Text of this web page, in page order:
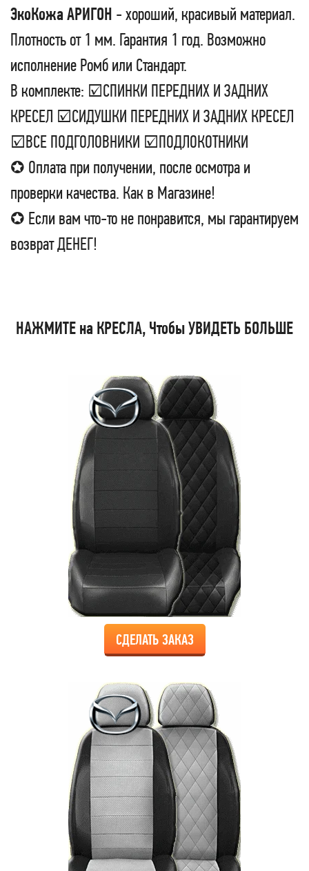
ЭкоКожа АРИГОН - хороший, красивый материал.
Плотность от 1 мм. Гарантия 1 год. Возможно
исполнение Ромб или Стандарт.
В комплекте: ☑СПИНКИ ПЕРЕДНИХ И ЗАДНИХ
КРЕСЕЛ ☑СИДУШКИ ПЕРЕДНИХ И ЗАДНИХ КРЕСЕЛ
☑ВСЕ ПОДГОЛОВНИКИ ☑ПОДЛОКОТНИКИ
✪ Оплата при получении, после осмотра и
проверки качества. Как в Магазине!
✪ Если вам что-то не понравится, мы гарантируем
возврат ДЕНЕГ!
НАЖМИТЕ на КРЕСЛА, Чтобы УВИДЕТЬ БОЛЬШЕ
СДЕЛАТЬ ЗАКАЗ